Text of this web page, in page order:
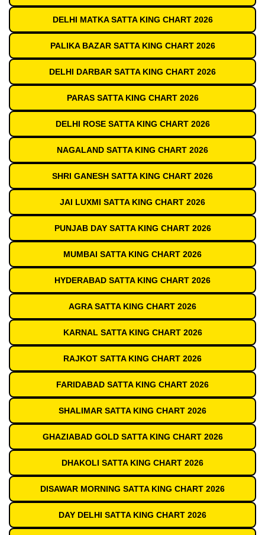
DELHI MATKA SATTA KING CHART 2026
PALIKA BAZAR SATTA KING CHART 2026
DELHI DARBAR SATTA KING CHART 2026
PARAS SATTA KING CHART 2026
DELHI ROSE SATTA KING CHART 2026
NAGALAND SATTA KING CHART 2026
SHRI GANESH SATTA KING CHART 2026
JAI LUXMI SATTA KING CHART 2026
PUNJAB DAY SATTA KING CHART 2026
MUMBAI SATTA KING CHART 2026
HYDERABAD SATTA KING CHART 2026
AGRA SATTA KING CHART 2026
KARNAL SATTA KING CHART 2026
RAJKOT SATTA KING CHART 2026
FARIDABAD SATTA KING CHART 2026
SHALIMAR SATTA KING CHART 2026
GHAZIABAD GOLD SATTA KING CHART 2026
DHAKOLI SATTA KING CHART 2026
DISAWAR MORNING SATTA KING CHART 2026
DAY DELHI SATTA KING CHART 2026